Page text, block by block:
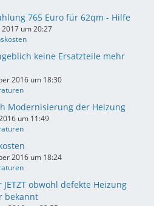
765 Euro für 62qm - Hilfe
2017 um 20:27
keine Ersatzteile mehr
2016 um 18:30
Modernisierung der Heizung
um 11:49
2016 um 18:24
obwohl defekte Heizung
bekannt